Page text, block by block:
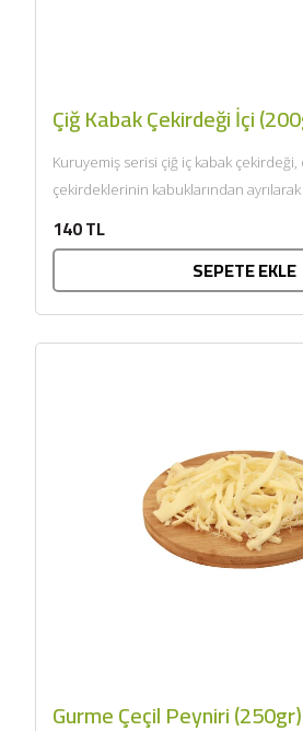
Çiğ Kabak Çekirdeği İçi
Kuruyemiş serisi çiğ iç kabak
çekirdeklerinin kabuklarından
140 TL
SEPETE EKLE
Gurme Çeçil Peyniri